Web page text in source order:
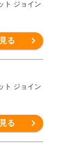
ト ジョイン
る
ト ジョイン
る